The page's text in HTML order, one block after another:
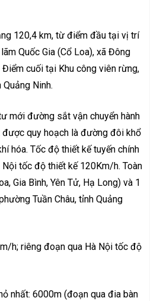
120,4 km, từ điểm đầu tại vị trí
Quốc Gia (Cổ Loa), xã Đông
Điểm cuối tại Khu công viên rừng,
Quảng Ninh.
mới đường sắt vận chuyển hành
quy hoạch là đường đôi khổ
hóa. Tốc độ thiết kế tuyến chính
tốc độ thiết kế 120Km/h. Toàn
Gia Bình, Yên Tử, Hạ Long) và 1
Tuần Châu, tỉnh Quảng
h; riêng đoạn qua Hà Nội tốc độ
nhất: 6000m (đoạn qua đia bàn